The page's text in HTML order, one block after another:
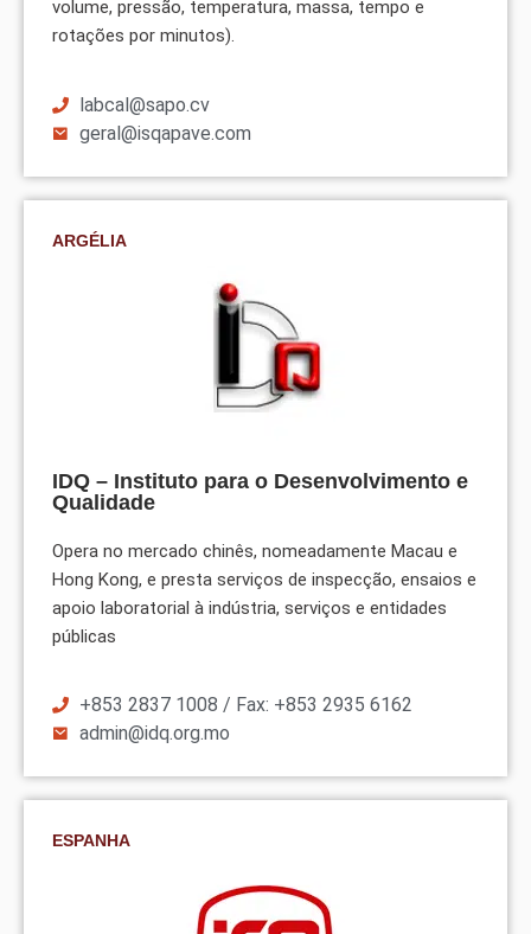
volume, pressão, temperatura, massa, tempo e
rotações por minutos).
labcal@sapo.cv
geral@isqapave.com
ARGÉLIA
IDQ – Instituto para o Desenvolvimento e
Qualidade
Opera no mercado chinês, nomeadamente Macau e
Hong Kong, e presta serviços de inspecção, ensaios e
apoio laboratorial à indústria, serviços e entidades
públicas
+853 2837 1008 / Fax: +853 2935 6162
admin@idq.org.mo
ESPANHA